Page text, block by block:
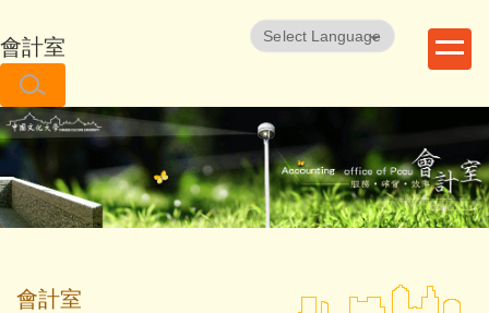
到
主
要
內
容
區
會計室 Translate
會計室